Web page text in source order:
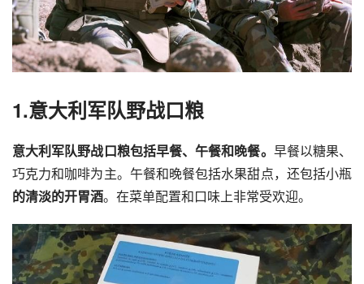
1.意大利军队野战口粮
意大利军队野战口粮包括早餐、午餐和晚餐。 早餐以糖果、
巧克力和咖啡为主。午餐和晚餐包括水果甜点，还包括小瓶
的清淡的开胃酒。在菜单配置和口味上非常受欢迎。